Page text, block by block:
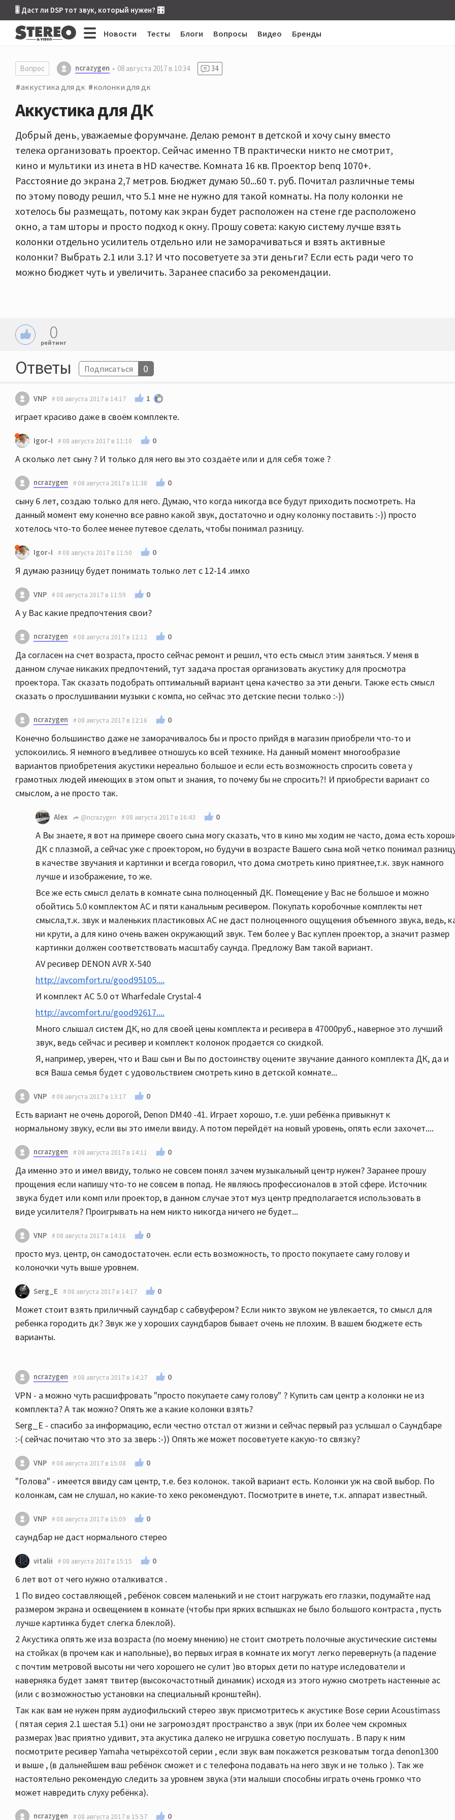
🎚 Даст ли DSP тот звук, который нужен? 🎛
Новости Тесты Блоги Вопросы Видео Бренды
Вопрос ncrazygen 08 августа 2017 в 10:34 34
аккустика для дк колонки для дк
Аккустика для ДК
Добрый день, уважаемые форумчане. Делаю ремонт в детской и хочу сыну вместо
телека организовать проектор. Сейчас именно ТВ практически никто не смотрит,
кино и мультики из инета в HD качестве. Комната 16 кв. Проектор benq 1070+.
Расстояние до экрана 2,7 метров. Бюджет думаю 50...60 т. руб. Почитал различные темы
по этому поводу решил, что 5.1 мне не нужно для такой комнаты. На полу колонки не
хотелось бы размещать, потому как экран будет расположен на стене где расположено
окно, а там шторы и просто подход к окну. Прошу совета: какую систему лучше взять
колонки отдельно усилитель отдельно или не заморачиваться и взять активные
колонки? Выбрать 2.1 или 3.1? И что посоветуете за эти деньги? Если есть ради чего то
можно бюджет чуть и увеличить. Заранее спасибо за рекомендации.
0
рейтинг
Ответы Подписаться 0
VNP 08 августа 2017 в 14:17 1
играет красиво даже в своём комплекте.
Igor-I 08 августа 2017 в 11:10 0
А сколько лет сыну ? И только для него вы это создаёте или и для себя тоже ?
ncrazygen 08 августа 2017 в 11:38 0
сыну 6 лет, создаю только для него. Думаю, что когда никогда все будут приходить посмотреть. На
данный момент ему конечно все равно какой звук, достаточно и одну колонку поставить :-)) просто
хотелось что-то более менее путевое сделать, чтобы понимал разницу.
Igor-I 08 августа 2017 в 11:50 0
Я думаю разницу будет понимать только лет с 12-14 .имхо
VNP 08 августа 2017 в 11:59 0
А у Вас какие предпочтения свои?
ncrazygen 08 августа 2017 в 12:12 0
Да согласен на счет возраста, просто сейчас ремонт и решил, что есть смысл этим заняться. У меня в
данном случае никаких предпочтений, тут задача простая организовать акустику для просмотра
проектора. Так сказать подобрать оптимальный вариант цена качество за эти деньги. Также есть смысл
сказать о прослушивании музыки с компа, но сейчас это детские песни только :-))
ncrazygen 08 августа 2017 в 12:16 0
Конечно большинство даже не заморачивалось бы и просто прийдя в магазин приобрели что-то и
успокоились. Я немного въедливее отношусь ко всей технике. На данный момент многообразие
вариантов приобретения акустики нереально большое и если есть возможность спросить совета у
грамотных людей имеющих в этом опыт и знания, то почему бы не спросить?! И приобрести вариант со
смыслом, а не просто так.
Alex @ncrazygen 08 августа 2017 в 16:43 0
А Вы знаете, я вот на примере своего сына могу сказать, что в кино мы ходим не часто, дома есть
ДК с плазмой, а сейчас уже с проектором, но будучи в возрасте Вашего сына мой четко понимал
в качестве звучания и картинки и всегда говорил, что дома смотреть кино приятнее,т.к. звук намного
лучше и изображение, то же.
Все же есть смысл делать в комнате сына полноценный ДК. Помещение у Вас не большое и можно
обойтись 5.0 комплектом АС и пяти канальным ресивером. Покупать коробочные комплекты нет
смысла,т.к. звук и маленьких пластиковых АС не даст полноценного ощущения объемного звука, ведь,
ни крути, а для кино очень важен окружающий звук. Тем более у Вас куплен проектор, а значит размер
картинки должен соответствовать масштабу саунда. Предложу Вам такой вариант.
AV ресивер DENON AVR X-540
http://avcomfort.ru/good95105....
И комплект АС 5.0 от Wharfedale Crystal-4
http://avcomfort.ru/good92617....
Много слышал систем ДК, но для своей цены комплекта и ресивера в 47000руб., наверное это лучший
звук, ведь сейчас и ресивер и комплект колонок продается со скидкой.
Я, например, уверен, что и Ваш сын и Вы по достоинству оцените звучание данного комплекта ДК, да и
вся Ваша семья будет с удовольствием смотреть кино в детской комнате...
VNP 08 августа 2017 в 13:17 0
Есть вариант не очень дорогой, Denon DM40 -41. Играет хорошо, т.е. уши ребёнка привыкнут к
нормальному звуку, если вы это имели ввиду. А потом перейдёт на новый уровень, опять если захочет....
ncrazygen 08 августа 2017 в 14:11 0
Да именно это и имел ввиду, только не совсем понял зачем музыкальный центр нужен? Заранее прошу
прощения если напишу что-то не совсем в попад. Не являюсь профессионалов в этой сфере. Источник
звука будет или комп или проектор, в данном случае этот муз центр предполагается использовать в
виде усилителя? Проигрывать на нем никто никогда ничего не будет...
VNP 08 августа 2017 в 14:16 0
просто муз. центр, он самодостаточен. если есть возможность, то просто покупаете саму голову и
колоночки чуть выше уровнем.
Serg_E 08 августа 2017 в 14:17 0
Может стоит взять приличный саундбар с сабвуфером? Если никто звуком не увлекается, то смысл для
ребенка городить дк? Звук же у хороших саундбаров бывает очень не плохим. В вашем бюджете есть
варианты.
ncrazygen 08 августа 2017 в 14:27 0
VPN - а можно чуть расшифровать "просто покупаете саму голову" ? Купить сам центр а колонки не из
комплекта? А так можно? Опять же а какие колонки взять?
Serg_E - спасибо за информацию, если честно отстал от жизни и сейчас первый раз услышал о Саундбаре
:-( сейчас почитаю что это за зверь :-)) Опять же может посоветуете какую-то связку?
VNP 08 августа 2017 в 15:08 0
"Голова" - имеется ввиду сам центр, т.е. без колонок. такой вариант есть. Колонки уж на свой выбор. По
колонкам, сам не слушал, но какие-то хеко рекомендуют. Посмотрите в инете, т.к. аппарат известный.
VNP 08 августа 2017 в 15:09 0
саундбар не даст нормального стерео
vitalii 08 августа 2017 в 15:15 0
6 лет вот от чего нужно оталкиватся .
1 По видео составляющей , ребёнок совсем маленький и не стоит нагружать его глазки, подумайте над
размером экрана и освещением в комнате (чтобы при ярких вспышках не было большого контраста , пусть
лучше картинка будет слегка блеклой).
2 Акустика опять же иза возраста (по моему мнению) не стоит смотреть полочные акустические системы
на стойках (в прочем как и напольные), во первых играя в комнате их могут легко перевернуть (а падение
с почтим метровой высоты ни чего хорошего не сулит )во вторых дети по натуре иследователи и
наверняка будет замят твитер (высокочастотный динамик) исходя из этого нужно смотреть настенные ас
(или с возможностью установки на специальный кронштейн).
Так как вам не нужен прям аудиофильский стерео звук присмотритесь к акустике Bose серии Acoustimass
( пятая серия 2.1 шестая 5.1) они не загромоздят пространство а звук (при их более чем скромных
размерах )вас приятно удивит, эта акустика далеко не игрушка советую послушать . В пару к ним
посмотрите ресивер Yamaha четырёхсотой серии , если звук вам покажется резковатым тогда denon1300
и выше , (в дальнейшем ваш ребёнок сможет и с телефона подавать на него звук и не только ). Так же
настоятельно рекомендую следить за уровнем звука (эти малыши способны играть очень громко что
может навредить слуху ребёнка).
ncrazygen 08 августа 2017 в 15:57 0